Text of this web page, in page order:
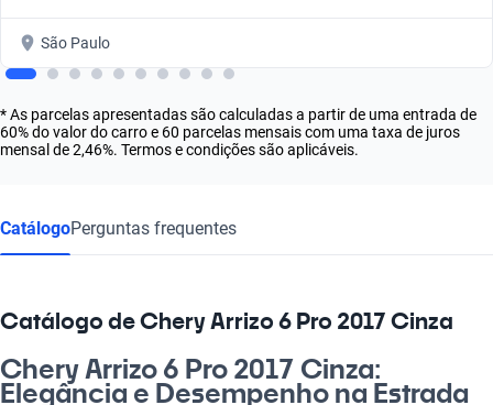
São Paulo
* As parcelas apresentadas são calculadas a partir de uma entrada de
60% do valor do carro e 60 parcelas mensais com uma taxa de juros
mensal de 2,46%. Termos e condições são aplicáveis.
CatálogoPerguntas frequentes
Catálogo de Chery Arrizo 6 Pro 2017 Cinza
Chery Arrizo 6 Pro 2017 Cinza:
Elegância e Desempenho na Estrada